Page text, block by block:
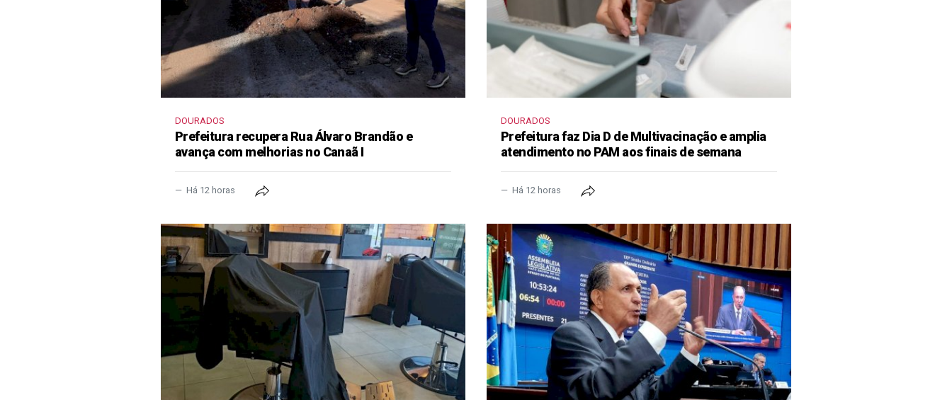
DOURADOS
Prefeitura recupera Rua Álvaro Brandão e
avança com melhorias no Canaã I
Há 12 horas
DOURADOS
Prefeitura faz Dia D de Multivacinação e amplia
atendimento no PAM aos finais de semana
Há 12 horas